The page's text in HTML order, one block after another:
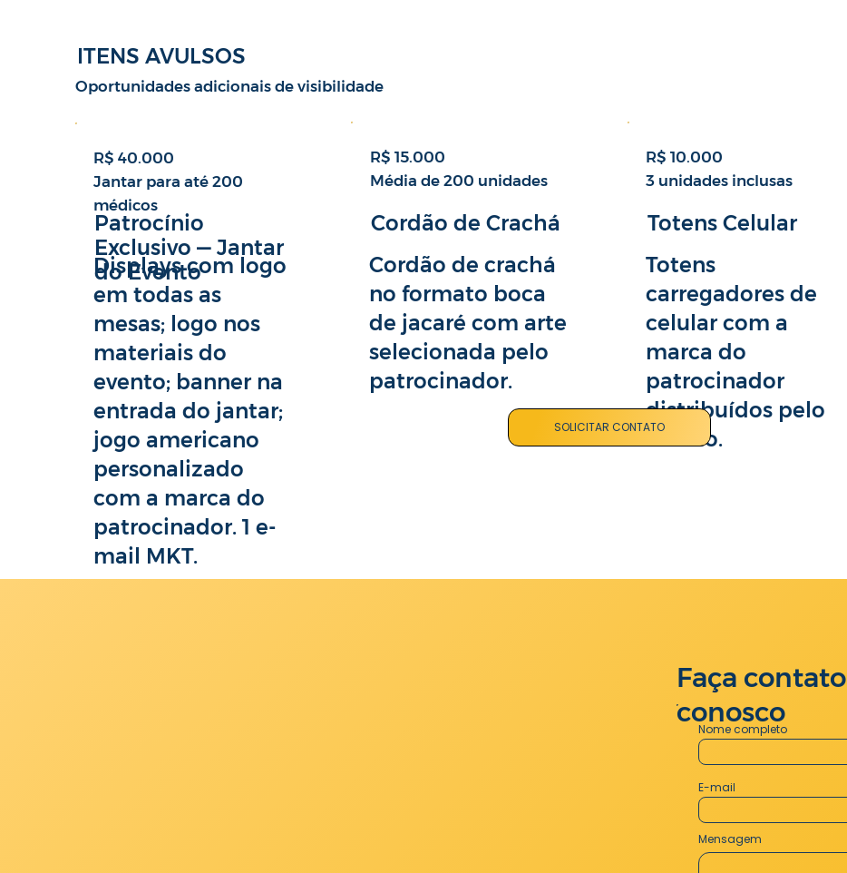
ITENS AVULSOS
Oportunidades adicionais de visibilidade
R$ 40.000
Jantar para até 200
médicos
Patrocínio
Exclusivo — Jantar
do Evento
Displays com logo
em todas as
mesas; logo nos
materiais do
evento; banner na
entrada do jantar;
jogo americano
personalizado
com a marca do
patrocinador. 1 e-
mail MKT.
R$ 15.000
Média de 200 unidades
Cordão de Crachá
Cordão de crachá
no formato boca
de jacaré com arte
selecionada pelo
patrocinador.
R$ 10.000
3 unidades inclusas
Totens Celular
Totens
carregadores de
celular com a
marca do
patrocinador
distribuídos pelo
evento.
SOLICITAR CONTATO
Faça contato
conosco
Nome completo
E-mail
Mensagem